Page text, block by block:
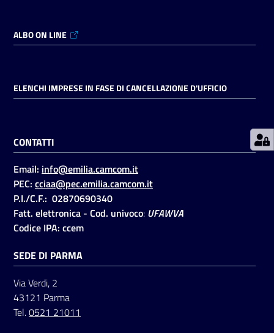
Prenotazioni
Pagamenti
Accedi
Registrati
ALBO ON LINE
ELENCHI IMPRESE IN FASE DI CANCELLAZIONE D'UFFICIO
CONTATTI
Email: info@emilia.camcom.it
PEC: cciaa@pec.emilia.camcom.it
P.I./C.F.: 02870690340
Fatt. elettronica - Cod. univoco: UFAWVA
Codice IPA: ccem
SEDE DI PARMA
Via Verdi, 2
43121 Parma
Tel.0521 21011